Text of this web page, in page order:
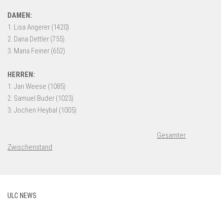
Gesamter
Zwischenstand
ULC NEWS